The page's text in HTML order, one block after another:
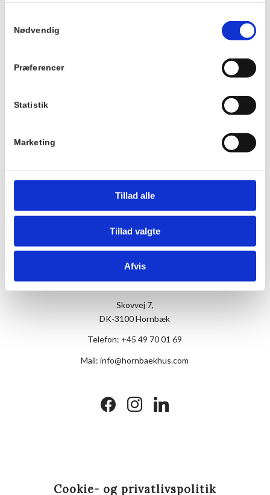
Nødvendig
Præferencer
Statistik
Marketing
Tillad alle
Tillad valgte
Afvis
Strikke Café
3100
Telefon
Hotel Hornbækhus
Skovvej 7,
DK-3100 Hornbæk
Telefon: +45 49 70 01 69
Mail:info@hornbaekhus.com
facebookinstagramlinkedin
Cookie- og privatlivspolitik